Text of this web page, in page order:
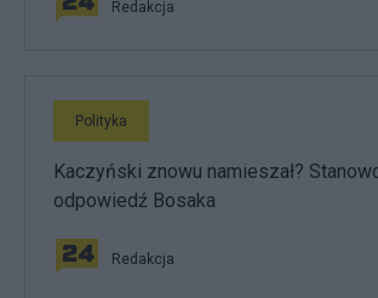
Redakcja
Polityka
Kaczyński znowu namieszał?
odpowiedź Bosaka
Redakcja